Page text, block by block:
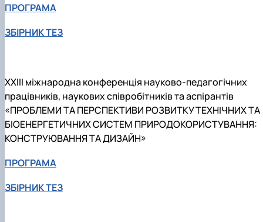
ПРОГРАМА
ЗБІРНИК ТЕЗ
ХХІІІ міжнародна конференція науково-педагогічних
працівників, наукових співробітників та аспірантів
«ПРОБЛЕМИ ТА ПЕРСПЕКТИВИ РОЗВИТКУ ТЕХНІЧНИХ ТА
БІОЕНЕРГЕТИЧНИХ СИСТЕМ ПРИРОДОКОРИСТУВАННЯ:
КОНСТРУЮВАННЯ ТА ДИЗАЙН»
ПРОГРАМА
ЗБІРНИК ТЕЗ